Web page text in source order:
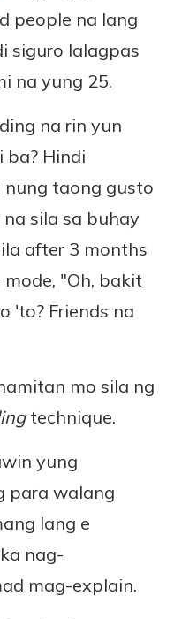
people na lang
siguro lalagpas
na yung 25.
na rin yun
ba? Hindi
taong gusto
sila sa buhay
after 3 months
"Oh, bakit
'to? Friends na
mo sila ng
technique.
yung
para walang
lang e
nag-
mag-explain.